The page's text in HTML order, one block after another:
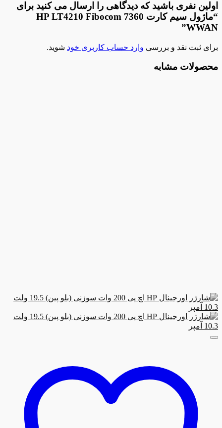
اولین نفری باشید که دیدگاهی را ارسال می کنید برای
“ماژول سیم کارت HP LT4210 Fibocom 7360
WWAN”
برای ثبت نقد و بررسی وارد حساب کاربری خود شوید.
محصولات مشابه